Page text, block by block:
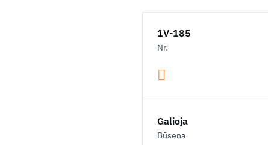
1V-185
Nr.
Galioja
Būsena